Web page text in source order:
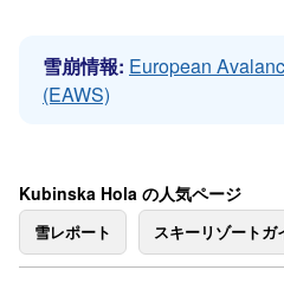
雪崩情報: European
(EAWS)
Kubinska Hola の人気ページ
雪レポート スキーリゾートガ